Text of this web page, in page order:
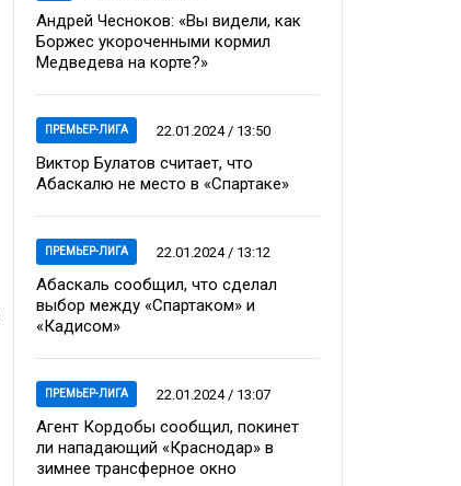
Андрей Чесноков: «Вы видели, как
Боржес укороченными кормил
Медведева на корте?»
ПРЕМЬЕР-ЛИГА 22.01.2024 / 13:50
Виктор Булатов считает, что
Абаскалю не место в «Спартаке»
ПРЕМЬЕР-ЛИГА 22.01.2024 / 13:12
Абаскаль сообщил, что сделал
выбор между «Спартаком» и
«Кадисом»
ПРЕМЬЕР-ЛИГА 22.01.2024 / 13:07
Агент Кордобы сообщил, покинет
ли нападающий «Краснодар» в
зимнее трансферное окно